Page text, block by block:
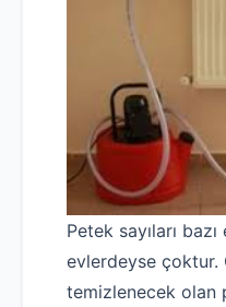
Petek sayıları
evlerdeyse çoktur.
temizlenecek olan